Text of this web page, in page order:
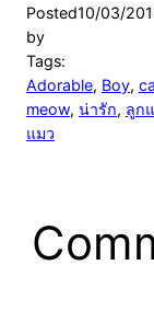
Posted10/03/
by
Tags:
Adorable, Boy,
meow, น่ารัก, ลูก
แมว